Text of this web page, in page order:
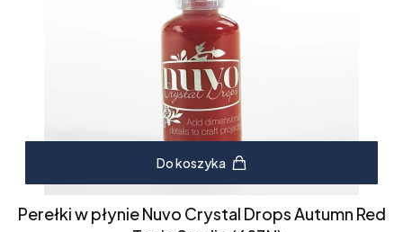
Do koszyka
Perełki w płynie Nuvo Crystal Drops Autumn Red